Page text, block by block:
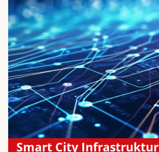
Smart City Infrastruktur